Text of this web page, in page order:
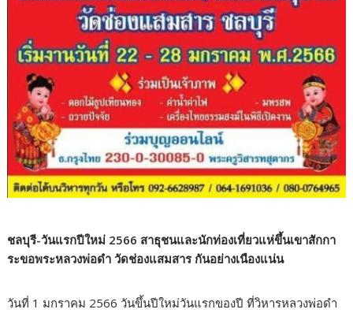
ชลบุรี-วันแรกปีใหม่ 2566 สาธุชนและนักท่องเที่ยวแห่ขึ้นเขาสักกา
ระขอพระหลวงพ่อดำ วัดช่องแสมสาร กันอย่างเนืองแน่น
วันที่ 1 มกราคม 2566 วันขึ้นปีใหม่วันแรกของปี ที่วิหารหลวงพ่อดำ